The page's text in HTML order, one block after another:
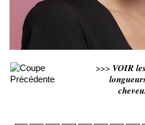
>>> VOIR